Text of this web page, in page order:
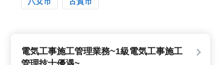
整備、板金塗装事業を展開する企業でのお仕事です。平
電気工事施工管理業務~1級電気工事施工